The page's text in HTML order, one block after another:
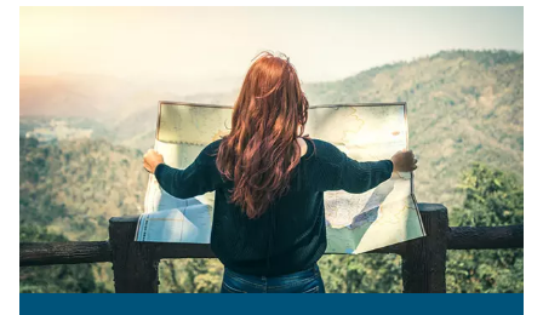
Bitten Sie um ein Angebot
Benötigen Sie Informationen und ein Angebot zu
Produkten? Fragen Sie unsere Experten! Füllen
das Formular mit allen Details aus, und wir
umgehend bei Ihnen.
Holen Sie noch heute ein kostenloses